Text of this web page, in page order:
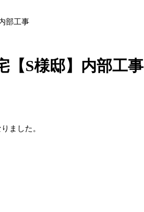
部工事
S様邸】内部工事
ました。